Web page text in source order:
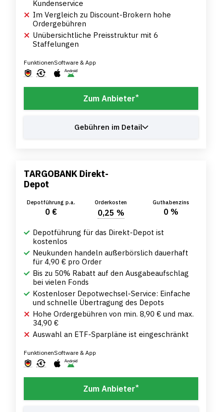
Kundenservice
Im Vergleich zu Discount-Brokern hohe
Ordergebühren
Unübersichtliche Preisstruktur mit 6
Staffelungen
FunktionenSoftware & App
Zum Anbieter*
Gebühren im Detail
TARGOBANK Direkt-
Depot
Depotführung p.a.
0 €
Orderkosten
0,25 %
Guthabenzins
0 %
Depotführung für das Direkt-Depot ist
kostenlos
Neukunden handeln außerbörslich dauerhaft
für 4,90 € pro Order
Bis zu 50% Rabatt auf den Ausgabeaufschlag
bei vielen Fonds
Kostenloser Depotwechsel-Service: Einfache
und schnelle Übertragung des Depots
Hohe Ordergebühren von min. 8,90 € und max.
34,90 €
Auswahl an ETF-Sparpläne ist eingeschränkt
FunktionenSoftware & App
Zum Anbieter*